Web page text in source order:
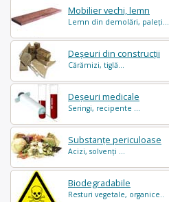
Mobilier vechi, lemn
Lemn din demolări, paleți...
Deșeuri din construcții
Cărămizi, tiglă...
Deșeuri medicale
Seringi, recipente ...
Substanțe periculoase
Acizi, solvenți ...
Biodegradabile
Resturi vegetale, organice..